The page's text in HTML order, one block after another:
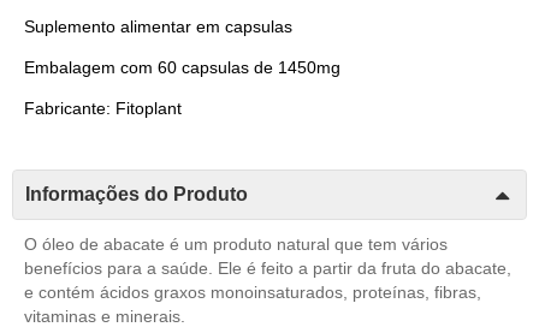
Suplemento alimentar em capsulas
Embalagem com 60 capsulas de 1450mg
Fabricante: Fitoplant
Informações do Produto
O óleo de abacate é um produto natural que tem vários
benefícios para a saúde. Ele é feito a partir da fruta do abacate,
e contém ácidos graxos monoinsaturados, proteínas, fibras,
vitaminas e minerais.